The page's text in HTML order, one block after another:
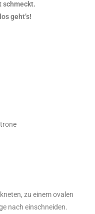
schmeckt.
geht’s!
zu einem ovalen
nach einschneiden.